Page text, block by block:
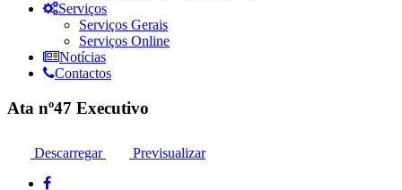
Serviços
Serviços Gerais
Serviços Online
Notícias
Contactos
Ata nº47 Executivo
Descarregar Previsualizar